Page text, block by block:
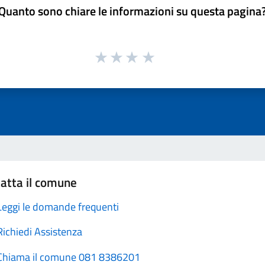
sono chiare le informazioni su questa
il comune
le domande frequenti
Assistenza
il comune 081 8386201